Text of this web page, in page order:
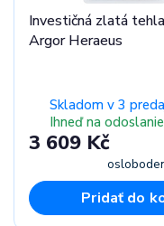
Investičná zlatá
Argor Heraeus
Skladom v 3
Ihneď na odoslanie
3 609 Kč
Pridať do